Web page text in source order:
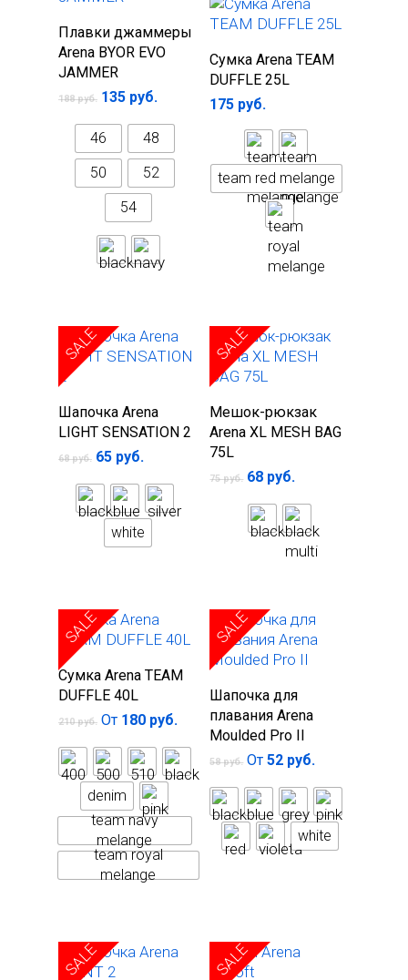
параметры
Плавки джаммеры
Arena BYOR EVO
JAMMER
188руб. 135 руб.
46
48
50
52
54
Выберите
параметры
Сумка Arena TEAM
DUFFLE 25L
175 руб.
team red melange
Выберите
параметры
SALE
Шапочка Arena
LIGHT SENSATION 2
68руб. 65 руб.
white
параметры
SALE
Мешок-рюкзак
Arena XL MESH BAG
75L
75руб. 68 руб.
Выберите
параметры
SALE
Сумка Arena TEAM
DUFFLE 40L
210руб. От 180 руб.
denim
team navy
melange
team royal
melange
параметры
SALE
Шапочка для
плавания Arena
Moulded Pro II
58руб. От52 руб.
white
SALE SALE